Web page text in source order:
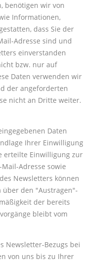
benötigen wir von
Informationen,
dass Sie der
Adresse sind und
einverstanden
bzw. nur auf
Daten verwenden wir
der angeforderten
nicht an Dritte weiter.
Daten
Ihrer Einwilligung
erteilte Einwilligung zur
Adresse sowie
Newsletters können
über den Austragen -
der bereits
bleibt vom
Newsletter-Bezugs bei
von uns bis zu Ihrer